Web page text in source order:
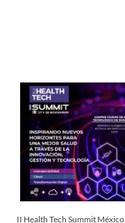
II Health Tech Summit México